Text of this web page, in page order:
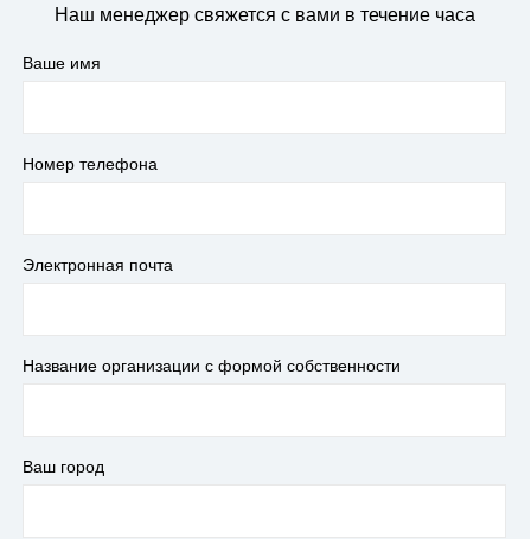
Наш менеджер свяжется с вами в течение часа
Ваше имя
Номер телефона
Электронная почта
Название организации с формой собственности
Ваш город